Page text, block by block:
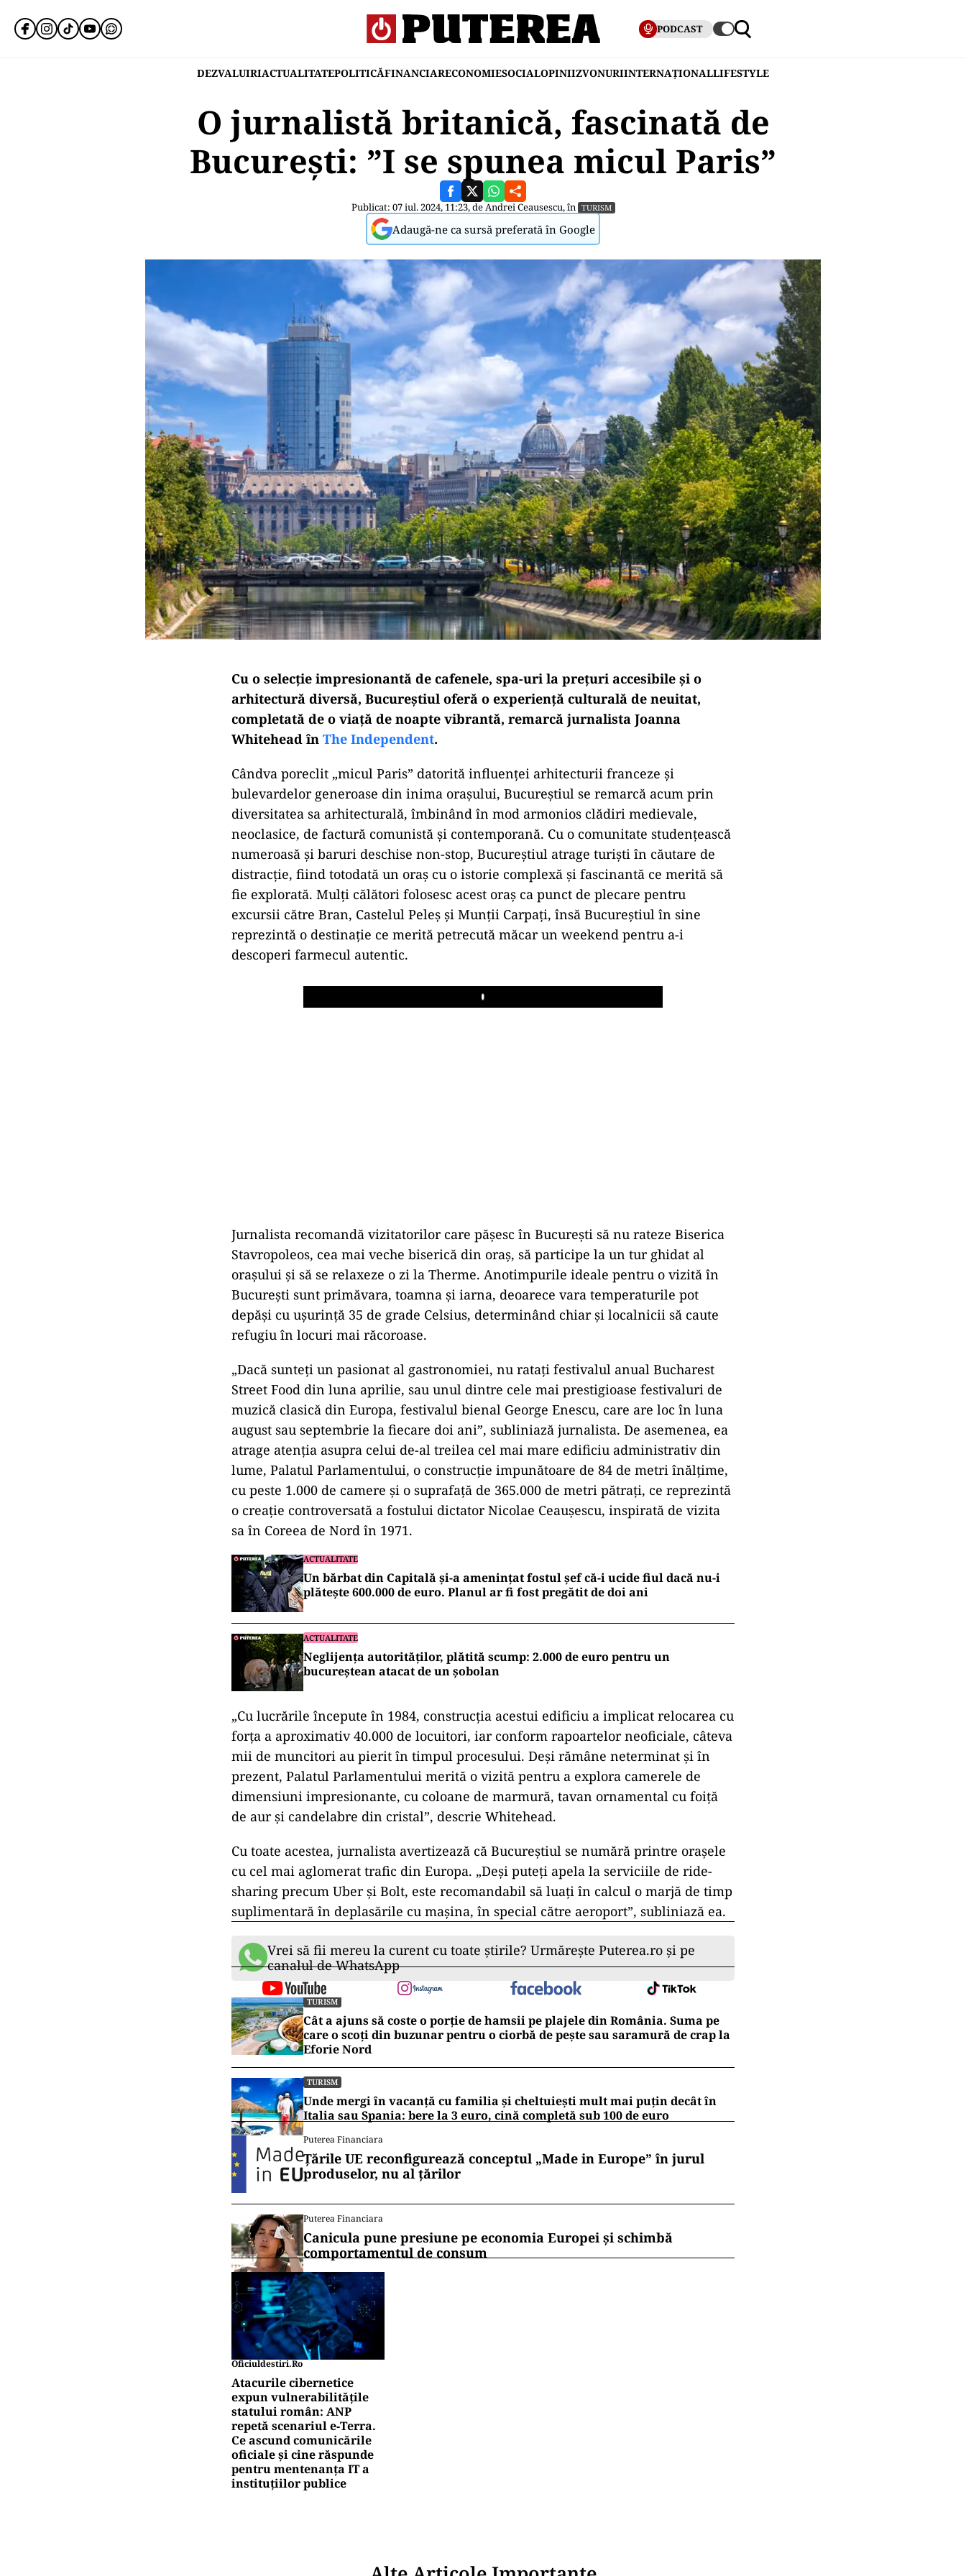
PODCAST
DEZVALUIRIACTUALITATEPOLITICĂFINANCIARECONOMIESOCIALOPINIIZVONURIINTERNAȚIONALLIFESTYLE
O jurnalistă britanică, fascinată de
București: ”I se spunea micul Paris”
Publicat: 07 iul. 2024, 11:23, deAndrei Ceausescu, în TURISM
Adaugă-ne ca sursă preferată în Google
Cu o selecție impresionantă de cafenele, spa-uri la prețuri accesibile și o
arhitectură diversă, Bucureștiul oferă o experiență culturală de neuitat,
completată de o viață de noapte vibrantă, remarcă jurnalista Joanna
Whitehead în The Independent.
Cândva poreclit „micul Paris” datorită influenței arhitecturii franceze și
bulevardelor generoase din inima orașului, Bucureștiul se remarcă acum prin
diversitatea sa arhitecturală, îmbinând în mod armonios clădiri medievale,
neoclasice, de factură comunistă și contemporană. Cu o comunitate studențească
numeroasă și baruri deschise non-stop, Bucureștiul atrage turiști în căutare de
distracție, fiind totodată un oraș cu o istorie complexă și fascinantă ce merită să
fie explorată. Mulți călători folosesc acest oraș ca punct de plecare pentru
excursii către Bran, Castelul Peleș și Munții Carpați, însă Bucureștiul în sine
reprezintă o destinație ce merită petrecută măcar un weekend pentru a-i
descoperi farmecul autentic.
Play
Jurnalista recomandă vizitatorilor care pășesc în București să nu rateze Biserica
Stavropoleos, cea mai veche biserică din oraș, să participe la un tur ghidat al
orașului și să se relaxeze o zi la Therme. Anotimpurile ideale pentru o vizită în
București sunt primăvara, toamna și iarna, deoarece vara temperaturile pot
depăși cu ușurință 35 de grade Celsius, determinând chiar și localnicii să caute
refugiu în locuri mai răcoroase.
„Dacă sunteți un pasionat al gastronomiei, nu ratați festivalul anual Bucharest
Street Food din luna aprilie, sau unul dintre cele mai prestigioase festivaluri de
muzică clasică din Europa, festivalul bienal George Enescu, care are loc în luna
august sau septembrie la fiecare doi ani”, subliniază jurnalista. De asemenea, ea
atrage atenția asupra celui de-al treilea cel mai mare edificiu administrativ din
lume, Palatul Parlamentului, o construcție impunătoare de 84 de metri înălțime,
cu peste 1.000 de camere și o suprafață de 365.000 de metri pătrați, ce reprezintă
o creație controversată a fostului dictator Nicolae Ceaușescu, inspirată de vizita
sa în Coreea de Nord în 1971.
ACTUALITATE
Un bărbat din Capitală și-a amenințat fostul șef că-i ucide fiul dacă nu-i
plătește 600.000 de euro. Planul ar fi fost pregătit de doi ani
ACTUALITATE
Neglijența autorităților, plătită scump: 2.000 de euro pentru un
bucureștean atacat de un șobolan
„Cu lucrările începute în 1984, construcția acestui edificiu a implicat relocarea cu
forța a aproximativ 40.000 de locuitori, iar conform rapoartelor neoficiale, câteva
mii de muncitori au pierit în timpul procesului. Deși rămâne neterminat și în
prezent, Palatul Parlamentului merită o vizită pentru a explora camerele de
dimensiuni impresionante, cu coloane de marmură, tavan ornamental cu foiță
de aur și candelabre din cristal”, descrie Whitehead.
Cu toate acestea, jurnalista avertizează că Bucureștiul se numără printre orașele
cu cel mai aglomerat trafic din Europa. „Deși puteți apela la serviciile de ride-
sharing precum Uber și Bolt, este recomandabil să luați în calcul o marjă de timp
suplimentară în deplasările cu mașina, în special către aeroport”, subliniază ea.
Vrei să fii mereu la curent cu toate știrile? Urmărește Puterea.ro și pe
canalul de WhatsApp
TURISM
Cât a ajuns să coste o porție de hamsii pe plajele din România. Suma pe
care o scoți din buzunar pentru o ciorbă de pește sau saramură de crap la
Eforie Nord
TURISM
Unde mergi în vacanță cu familia și cheltuiești mult mai puțin decât în
Italia sau Spania: bere la 3 euro, cină completă sub 100 de euro
Puterea Financiara
Țările UE reconfigurează conceptul „Made in Europe” în jurul
produselor, nu al țărilor
Puterea Financiara
Canicula pune presiune pe economia Europei și schimbă
comportamentul de consum
Oficiuldestiri.ro
Atacurile cibernetice
expun vulnerabilitățile
statului român: ANP
repetă scenariul e‑Terra.
Ce ascund comunicările
oficiale și cine răspunde
pentru mentenanța IT a
instituțiilor publice